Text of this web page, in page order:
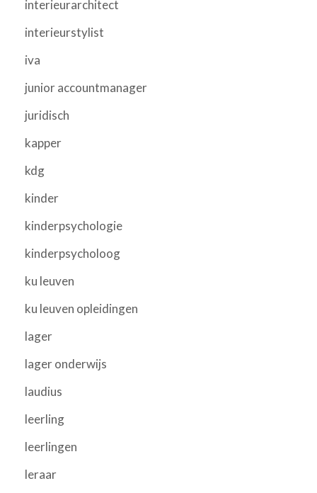
interieurarchitect
interieurstylist
iva
junior accountmanager
juridisch
kapper
kdg
kinder
kinderpsychologie
kinderpsycholoog
ku leuven
ku leuven opleidingen
lager
lager onderwijs
laudius
leerling
leerlingen
leraar